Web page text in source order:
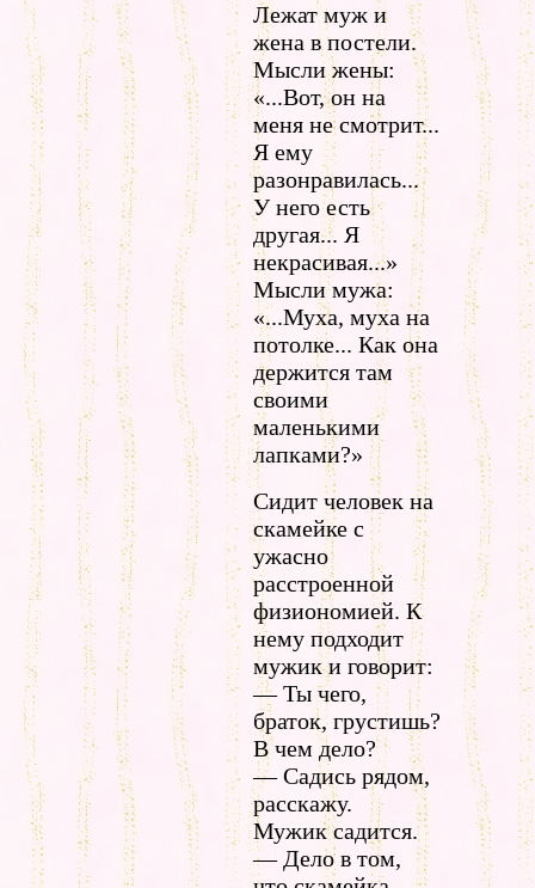
Лежат муж и
жена в постели.
Мысли жены:
«...Вот, он на
меня не смотрит...
Я ему
разонравилась...
У него есть
другая... Я
некрасивая...»
Мысли мужа:
«...Муха, муха на
потолке... Как она
держится там
своими
маленькими
лапками?»
Сидит человек на
скамейке с
ужасно
расстроенной
физиономией. К
нему подходит
мужик и говорит:
— Ты чего,
браток, грустишь?
В чем дело?
— Садись рядом,
расскажу.
Мужик садится.
— Дело в том,